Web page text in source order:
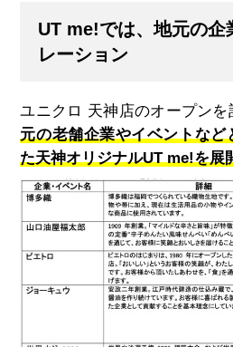
UT me!では、地元の企
レーション
ユニクロ 天神店のオープンを
元の老舗企業やイベントなど
た天神オリジナルUT me!を展